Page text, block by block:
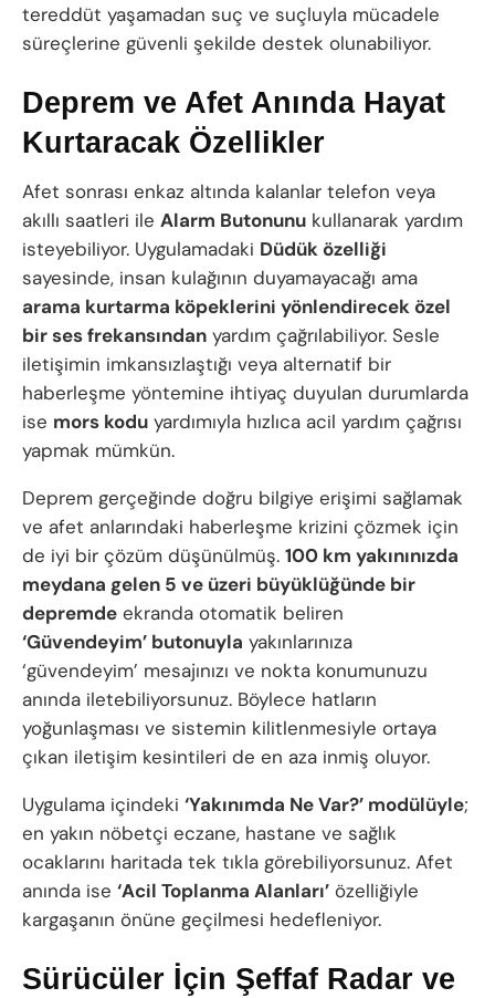
tereddüt yaşamadan suç ve suçluyla mücadele
süreçlerine güvenli şekilde destek olunabiliyor.
Deprem ve Afet Anında Hayat
Kurtaracak Özellikler
Afet sonrası enkaz altında kalanlar telefon veya
akıllı saatleri ile Alarm Butonunu kullanarak yardım
isteyebiliyor. Uygulamadaki Düdük özelliği
sayesinde, insan kulağının duyamayacağı ama
arama kurtarma köpeklerini yönlendirecek özel
bir ses frekansından yardım çağrılabiliyor. Sesle
iletişimin imkansızlaştığı veya alternatif bir
haberleşme yöntemine ihtiyaç duyulan durumlarda
ise mors kodu yardımıyla hızlıca acil yardım çağrısı
yapmak mümkün.
Deprem gerçeğinde doğru bilgiye erişimi sağlamak
ve afet anlarındaki haberleşme krizini çözmek için
de iyi bir çözüm düşünülmüş. 100 km yakınınızda
meydana gelen 5 ve üzeri büyüklüğünde bir
depremde ekranda otomatik beliren
‘Güvendeyim’ butonuyla yakınlarınıza
‘güvendeyim’ mesajınızı ve nokta konumunuzu
anında iletebiliyorsunuz. Böylece hatların
yoğunlaşması ve sistemin kilitlenmesiyle ortaya
çıkan iletişim kesintileri de en aza inmiş oluyor.
Uygulama içindeki ‘Yakınımda Ne Var?’ modülüyle;
en yakın nöbetçi eczane, hastane ve sağlık
ocaklarını haritada tek tıkla görebiliyorsunuz. Afet
anında ise ‘Acil Toplanma Alanları’ özelliğiyle
kargaşanın önüne geçilmesi hedefleniyor.
Sürücüler İçin Şeffaf Radar ve